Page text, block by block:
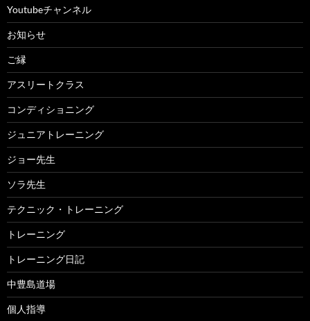
Youtubeチャンネル
お知らせ
ご縁
アスリートクラス
コンディショニング
ジュニアトレーニング
ジョー先生
ソラ先生
テクニック・トレーニング
トレーニング
トレーニング日記
中豊島道場
個人指導